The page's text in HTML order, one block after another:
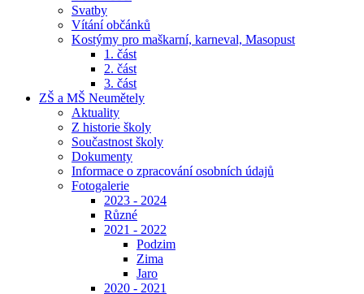
Svatby
Vítání občánků
Kostýmy pro maškarní, karneval, Masopust
1. část
2. část
3. část
ZŠ a MŠ Neumětely
Aktuality
Z historie školy
Součastnost školy
Dokumenty
Informace o zpracování osobních údajů
Fotogalerie
2023 - 2024
Různé
2021 - 2022
Podzim
Zima
Jaro
2020 - 2021